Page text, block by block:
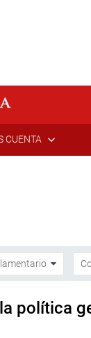
CUENTA
política